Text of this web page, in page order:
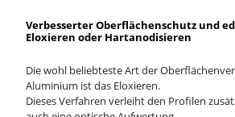
Verbesserter Oberflächenschutz und
Eloxieren oder Hartanodisieren
Die wohl beliebteste Art der
Aluminium ist das Eloxieren.
Dieses Verfahren verleiht den Profilen